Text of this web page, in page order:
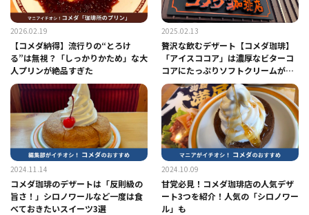
2026.02.19
【コメダ納得】流行りの“とろけ
る”は無視？「しっかりかため」な大
人プリンが絶品すぎた
2025.02.13
贅沢な飲むデザート【コメダ珈琲】
「アイスココア」は濃厚なビターコ
コアにたっぷりソフトクリームが魅
力
2024.11.14
コメダ珈琲のデザートは「反則級の
旨さ！」シロノワールなど一度は食
べておきたいスイーツ3選
2024.10.09
甘党必見！コメダ珈琲店の人気デザ
ート3つを紹介！人気の「シロノワー
ル」も